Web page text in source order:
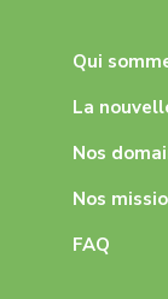
Qui
La
Nos
Nos
FAQ